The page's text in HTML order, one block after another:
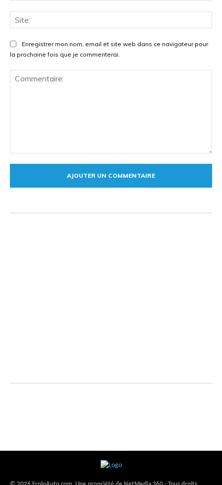
Enregistrer mon nom, email et site web dans ce navigateur pour
la prochaine fois que je commenterai.